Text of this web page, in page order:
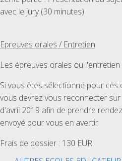
avec le jury (30 minutes)
Epreuves orales / Entretien
Les épreuves orales ou
Si vous êtes sélectionné pour
vous devrez vous reconnecter
d'avril 2019 afin de prendre
envoyé pour vous en avertir.
Frais de dossier : 130 EUR